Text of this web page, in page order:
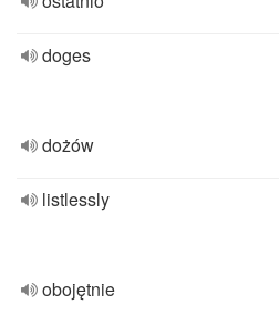
doges
dożów
listlessly
obojętnie